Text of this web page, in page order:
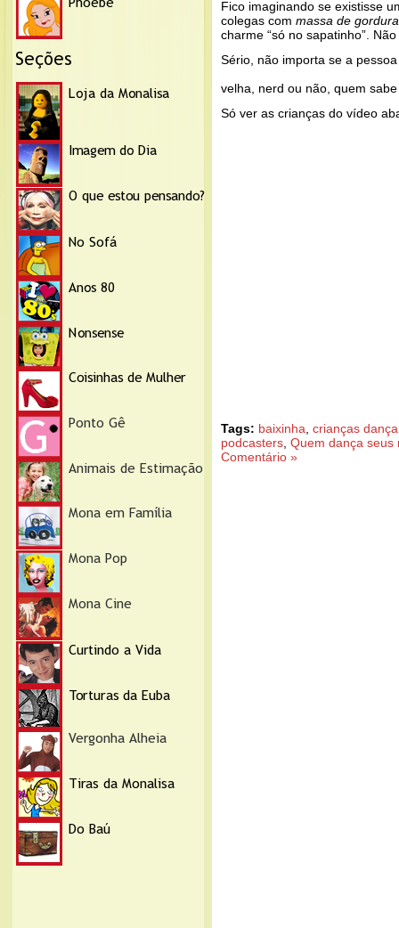
Fico imaginando se existisse
colegas com massa de
charme “só no sapatinho”.
Sério, não importa se a
velha, nerd ou não, quem
Só ver as crianças do vídeo
Tags: baixinha crianças
podcasters Quem dança seus
Comentário »